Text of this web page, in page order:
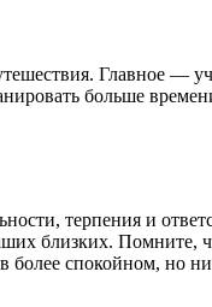
Главное —
больше
терпения и
близких.
более спокойном,